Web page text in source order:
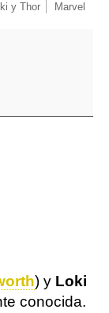
y Thor Marvel
) y Loki
conocida.